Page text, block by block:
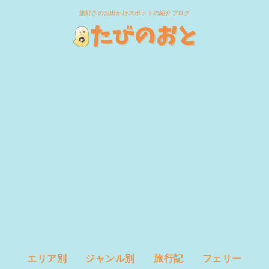
旅好きのお出かけスポットの紹介ブログ
エリア別 ジャンル別 旅行記 フェリー